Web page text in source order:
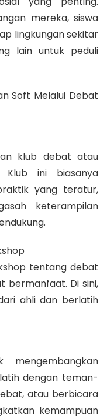
mereka, siswa
lingkungan sekitar
lain untuk peduli
Soft Melalui Debat
klub debat atau
Klub ini biasanya
yang teratur,
keterampilan
tentang debat
bermanfaat. Di sini,
ahli dan berlatih
dengan teman-
atau berbicara
kemampuan